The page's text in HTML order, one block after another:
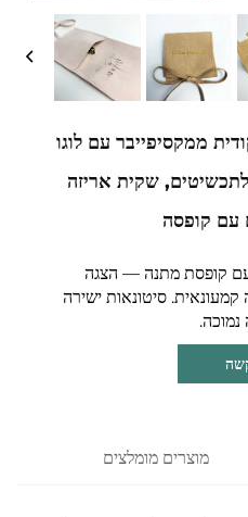
ממקסיפייבר עם לוגו
שקית אריזה
עם קופסה
קופסת מתנה — הצגה
קמעונאית. סיטונאות ישירה
נמוכה.
מוצרים מומלצים